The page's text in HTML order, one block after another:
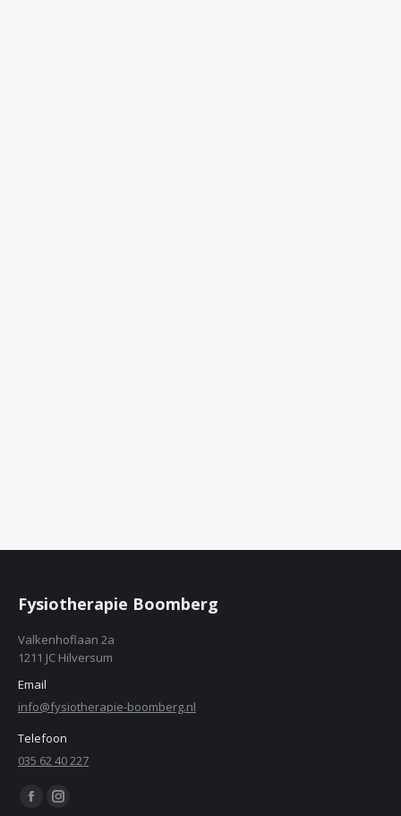
Fysiotherapie Boomberg
Valkenhoflaan 2a
1211 JC Hilversum
Email
info@fysiotherapie-boomberg.nl
Telefoon
035 62 40 227
Find us on:
FacebookInstagram